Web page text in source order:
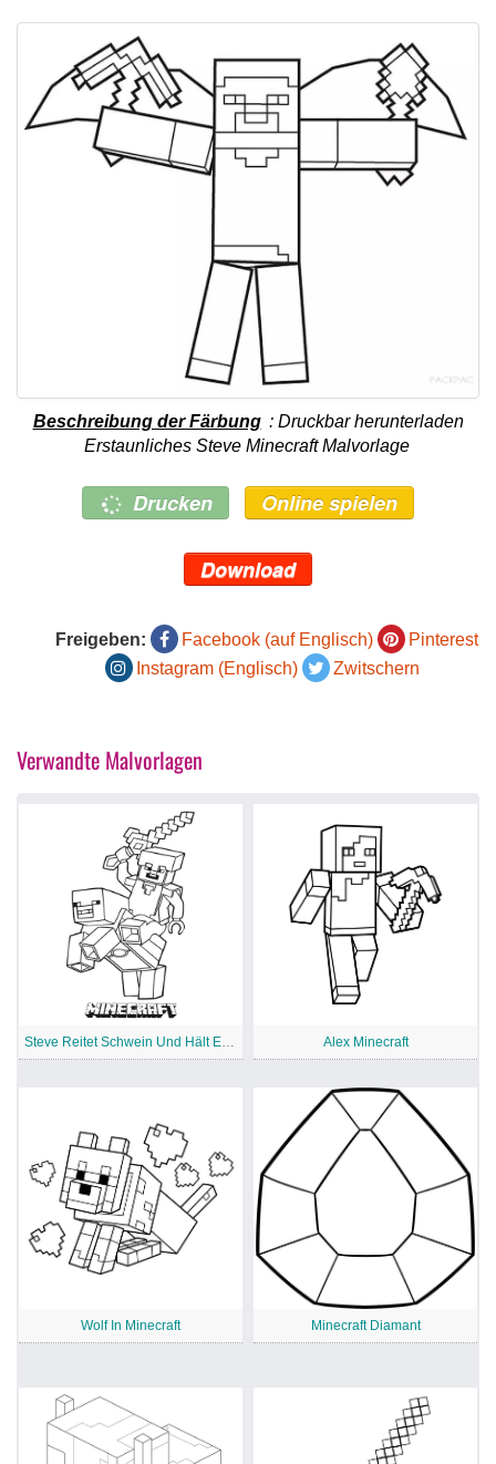
Beschreibung der Färbung : Druckbar herunterladen
Erstaunliches Steve Minecraft Malvorlage
Drucken Online spielen
Download
Freigeben: Facebook (auf Englisch)
Pinterest
Instagram (Englisch)
Zwitschern
Verwandte Malvorlagen
Steve Reitet Schwein Und Hält Ein Schwert Alex Minecraft
Wolf In Minecraft Minecraft Diamant